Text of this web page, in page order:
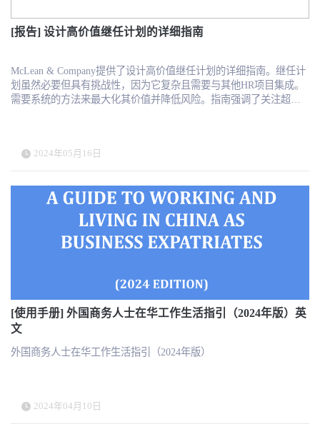
捷科技集团的招股说明书都是一份不可多得的资料，能够提供行业
洞察和投资启示。下载此说明书，深入了解博尔捷如何在全球非传
[报告] 设计高价值继任计划的详细指南
McLean & Company提供了设计高价值继任计划的详细指南。继任计
划虽然必要但具有挑战性，因为它复杂且需要与其他HR项目集成。
需要系统的方法来最大化其价值并降低风险。指南强调了关注超越
包括持续的项目管理、评估和迭代。关键成功因素包括以价值为导
向、基于证据、包容和集成的方法。透明的沟通、领导的责任以及
专注于发展多元化人才库对于有效的继任计划至关重要。该计划旨
在确保业务连续性、减少中断并通过提供明确的职业晋升机会和维
护稳健的人才库来保留高潜力员工。
2024年05月16日
[使用手册] 外国商务人士在华工作生活指引（2024年版）英
文
外国商务人士在华工作生活指引（2024年版）
2024年04月10日